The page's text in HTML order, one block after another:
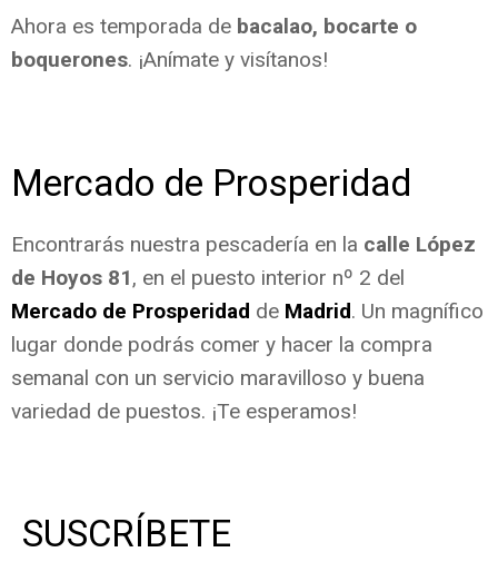
Ahora es temporada de bacalao, bocarte o
boquerones. ¡Anímate y visítanos!
Mercado de Prosperidad
Encontrarás nuestra pescadería en la calle López
de Hoyos 81, en el puesto interior nº 2 del
Mercado de Prosperidad de Madrid. Un magnífico
lugar donde podrás comer y hacer la compra
semanal con un servicio maravilloso y buena
variedad de puestos. ¡Te esperamos!
SUSCRÍBETE